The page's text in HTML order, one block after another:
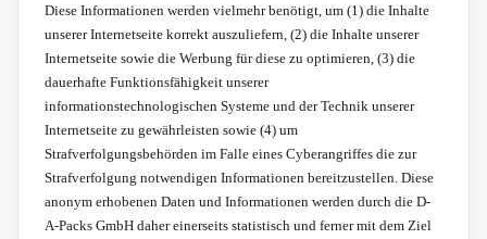
Diese Informationen werden vielmehr benötigt, um (1) die Inhalte
unserer Internetseite korrekt auszuliefern, (2) die Inhalte unserer
Internetseite sowie die Werbung für diese zu optimieren, (3) die
dauerhafte Funktionsfähigkeit unserer
informationstechnologischen Systeme und der Technik unserer
Internetseite zu gewährleisten sowie (4) um
Strafverfolgungsbehörden im Falle eines Cyberangriffes die zur
Strafverfolgung notwendigen Informationen bereitzustellen. Diese
anonym erhobenen Daten und Informationen werden durch die D-
A-Packs GmbH daher einerseits statistisch und ferner mit dem Ziel